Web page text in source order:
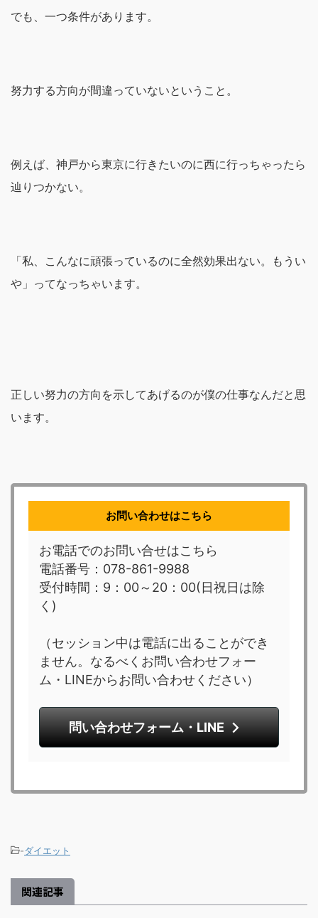
でも、一つ条件があります。
努力する方向が間違っていないということ。
例えば、神戸から東京に行きたいのに西に行っちゃったら
辿りつかない。
「私、こんなに頑張っているのに全然効果出ない。もうい
や」ってなっちゃいます。
正しい努力の方向を示してあげるのが僕の仕事なんだと思
います。
お問い合わせはこちら
お電話でのお問い合せはこちら
電話番号：078-861-9988
受付時間：9：00～20：00(日祝日は除
く)
（セッション中は電話に出ることができ
ません。なるべくお問い合わせフォー
ム・LINEからお問い合わせください）
問い合わせフォーム・LINE
-ダイエット
関連記事